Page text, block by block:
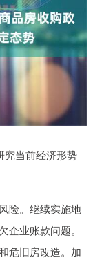
当前经济形势
险。继续实施地
业账款问题。
危旧房改造。加